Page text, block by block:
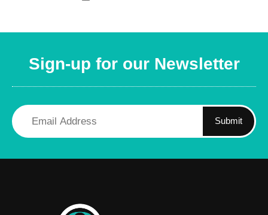
Sign-up for our Newsletter
Submit